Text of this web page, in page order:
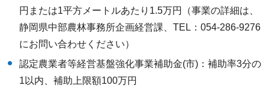
円または1平方メートルあたり1.5万円（事業の詳細は、
静岡県中部農林事務所企画経営課、TEL：054-286-9276
にお問い合わせください）
認定農業者等経営基盤強化事業補助金(市)：補助率3分の
1以内、補助上限額100万円